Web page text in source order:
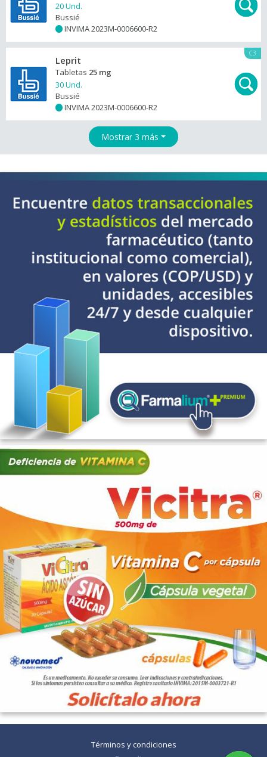
20 Und.
Bussié
INVIMA 2023M-0006600-R2
C3
Leprit
Tabletas 25 mg
30 Und.
Bussié
INVIMA 2023M-0006600-R2
Mostrar 3 más
Términos y condiciones